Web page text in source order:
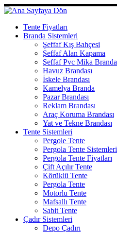
Skip
to
contentTente Fiyatları
Branda Sistemleri
Şeffaf Kış Bahçesi
Şeffaf Alan Kapama
Şeffaf Pvc Mika Branda
Havuz Brandası
İskele Brandası
Kamelya Branda
Pazar Brandası
Reklam Brandası
Araç Koruma Brandası
Yat ve Tekne Brandası
Tente Sistemleri
Pergole Tente
Pergola Tente Sistemleri
Pergola Tente Fiyatları
Çift Açılır Tente
Körüklü Tente
Pergola Tente
Motorlu Tente
Mafsallı Tente
Sabit Tente
Çadır Sistemleri
Depo Çadırı